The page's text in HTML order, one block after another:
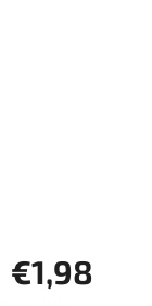
€1,98